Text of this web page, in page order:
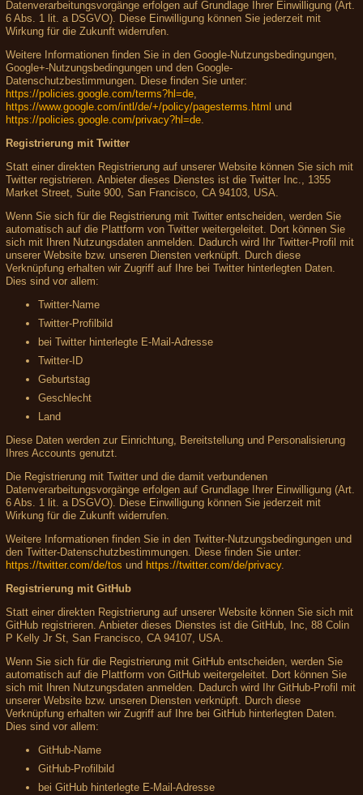
Datenverarbeitungsvorgänge erfolgen auf Grundlage Ihrer Einwilligung (Art.
6 Abs. 1 lit. a DSGVO). Diese Einwilligung können Sie jederzeit mit
Wirkung für die Zukunft widerrufen.
Weitere Informationen finden Sie in den Google-Nutzungsbedingungen,
Google+-Nutzungsbedingungen und den Google-
Datenschutzbestimmungen. Diese finden Sie unter:
https://policies.google.com/terms?hl=de,
https://www.google.com/intl/de/+/policy/pagesterms.html und
https://policies.google.com/privacy?hl=de.
Registrierung mit Twitter
Statt einer direkten Registrierung auf unserer Website können Sie sich mit
Twitter registrieren. Anbieter dieses Dienstes ist die Twitter Inc., 1355
Market Street, Suite 900, San Francisco, CA 94103, USA.
Wenn Sie sich für die Registrierung mit Twitter entscheiden, werden Sie
automatisch auf die Plattform von Twitter weitergeleitet. Dort können Sie
sich mit Ihren Nutzungsdaten anmelden. Dadurch wird Ihr Twitter-Profil mit
unserer Website bzw. unseren Diensten verknüpft. Durch diese
Verknüpfung erhalten wir Zugriff auf Ihre bei Twitter hinterlegten Daten.
Dies sind vor allem:
Twitter-Name
Twitter-Profilbild
bei Twitter hinterlegte E-Mail-Adresse
Twitter-ID
Geburtstag
Geschlecht
Land
Diese Daten werden zur Einrichtung, Bereitstellung und Personalisierung
Ihres Accounts genutzt.
Die Registrierung mit Twitter und die damit verbundenen
Datenverarbeitungsvorgänge erfolgen auf Grundlage Ihrer Einwilligung (Art.
6 Abs. 1 lit. a DSGVO). Diese Einwilligung können Sie jederzeit mit
Wirkung für die Zukunft widerrufen.
Weitere Informationen finden Sie in den Twitter-Nutzungsbedingungen und
den Twitter-Datenschutzbestimmungen. Diese finden Sie unter:
https://twitter.com/de/tos und https://twitter.com/de/privacy.
Registrierung mit GitHub
Statt einer direkten Registrierung auf unserer Website können Sie sich mit
GitHub registrieren. Anbieter dieses Dienstes ist die GitHub, Inc, 88 Colin
P Kelly Jr St, San Francisco, CA 94107, USA.
Wenn Sie sich für die Registrierung mit GitHub entscheiden, werden Sie
automatisch auf die Plattform von GitHub weitergeleitet. Dort können Sie
sich mit Ihren Nutzungsdaten anmelden. Dadurch wird Ihr GitHub-Profil mit
unserer Website bzw. unseren Diensten verknüpft. Durch diese
Verknüpfung erhalten wir Zugriff auf Ihre bei GitHub hinterlegten Daten.
Dies sind vor allem:
GitHub-Name
GitHub-Profilbild
bei GitHub hinterlegte E-Mail-Adresse